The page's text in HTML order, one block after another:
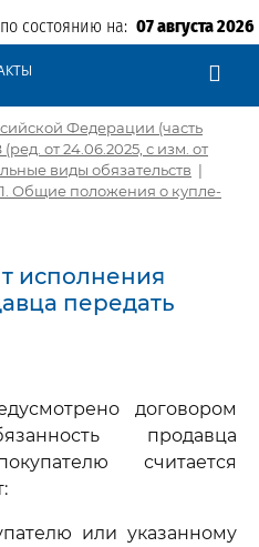
состоянию на: 07 августа 2026
Федерации (часть
от 24.06.2025, с изм. от
виды обязательств |
1. Общие положения о купле-
исполнения
передать
договором
продавца
считается
или указанному